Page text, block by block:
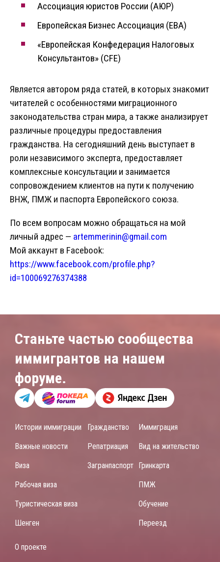
Ассоциация юристов России (АЮР)
Европейская Бизнес Ассоциация (EBA)
«Европейская Конфедерация Налоговых
Консультантов» (CFE)
Является автором ряда статей, в которых знакомит
читателей с особенностями миграционного
законодательства стран мира, а также анализирует
различные процедуры предоставления
гражданства. На сегодняшний день выступает в
роли независимого эксперта, предоставляет
комплексные консультации и занимается
сопровождением клиентов на пути к получению
ВНЖ, ПМЖ и паспорта Европейского союза.
По всем вопросам можно обращаться на мой
личный адрес — artemmerinin@gmail.com
Мой аккаунт в Facebook:
https://www.facebook.com/profile.php?
id=100069276374388
Станьте частью сообщества
иммигрантов на нашем
форуме.
Истории иммиграции
Важные новости
Виза
Рабочая виза
Туристическая виза
Шенген
Гражданство
Репатриация
Загранпаспорт
Иммиграция
Вид на жительство
Гринкарта
ПМЖ
Обучение
Переезд
О проекте